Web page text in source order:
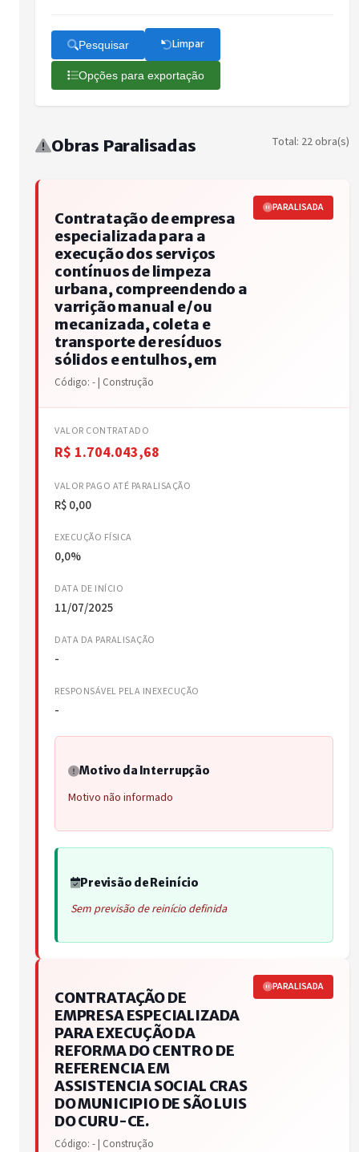
Pesquisar Limpar
Opções para exportação
Obras Paralisadas Total: 22 obra(s)
Contratação de empresa
especializada para a
execução dos serviços
contínuos de limpeza
urbana, compreendendo a
varrição manual e/ou
mecanizada, coleta e
transporte de resíduos
sólidos e entulhos, em
Código: - | Construção
PARALISADA
VALOR CONTRATADO
R$ 1.704.043,68
VALOR PAGO ATÉ PARALISAÇÃO
R$ 0,00
EXECUÇÃO FÍSICA
0,0%
DATA DE INÍCIO
11/07/2025
DATA DA PARALISAÇÃO
-
RESPONSÁVEL PELA INEXECUÇÃO
-
Motivo da Interrupção
Motivo não informado
Previsão de Reinício
Sem previsão de reinício definida
CONTRATAÇÃO DE
EMPRESA ESPECIALIZADA
PARA EXECUÇÃO DA
REFORMA DO CENTRO DE
REFERENCIA EM
ASSISTENCIA SOCIAL CRAS
DO MUNICIPIO DE SÃO LUIS
DO CURU-CE.
Código: - | Construção
PARALISADA